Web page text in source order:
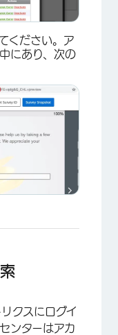
×
ください。ア
にあり、次の
クスにログイ
ンターはアカ